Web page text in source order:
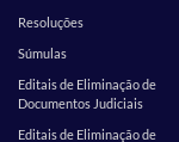
Resoluções
Súmulas
Editais de Eliminação de
Documentos Judiciais
Editais de Eliminação de